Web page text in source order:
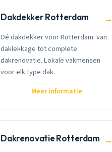
Dakdekker Rotterdam →
Dé dakdekker voor Rotterdam: van
daklekkage tot complete
dakrenovatie. Lokale vakmensen
voor elk type dak.
Meer informatie
Dakrenovatie Rotterdam →